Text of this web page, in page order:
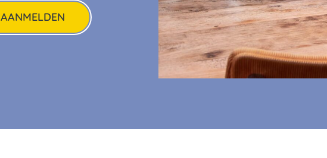
AANMELDEN